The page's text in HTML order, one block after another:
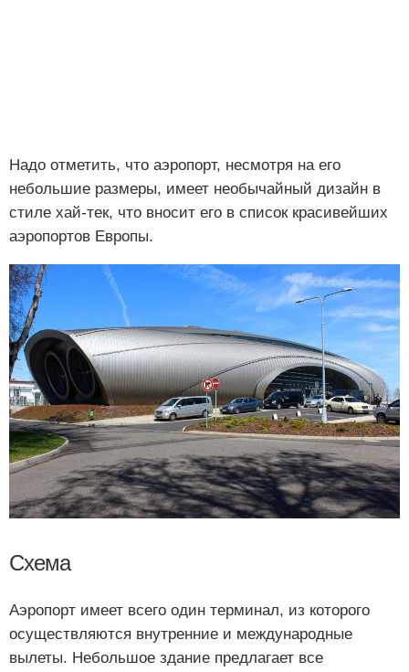
Надо отметить, что аэропорт, несмотря на его
небольшие размеры, имеет необычайный дизайн в
стиле хай-тек, что вносит его в список красивейших
аэропортов Европы.
Схема
Аэропорт имеет всего один терминал, из которого
осуществляются внутренние и международные
вылеты. Небольшое здание предлагает все